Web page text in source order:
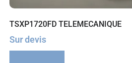
TSXP1720FD TELEMECANIQUE
Sur devis